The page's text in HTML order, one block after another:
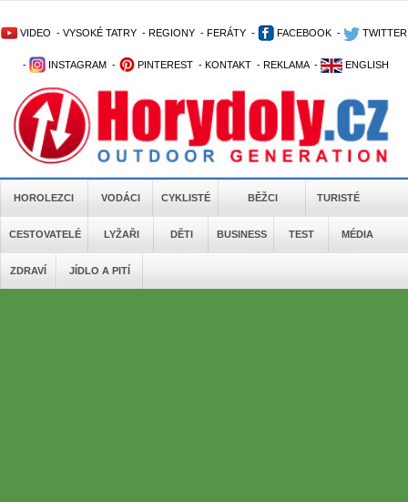
VIDEO - VYSOKÉ TATRY - REGIONY - FERÁTY - FACEBOOK - TWITTER
- INSTAGRAM - PINTEREST - KONTAKT - REKLAMA - ENGLISH
HOROLEZCI VODÁCI CYKLISTÉ BĚŽCI TURISTÉ
CESTOVATELÉ LYŽAŘI DĚTI BUSINESS TEST MÉDIA
ZDRAVÍ JÍDLO A PITÍ